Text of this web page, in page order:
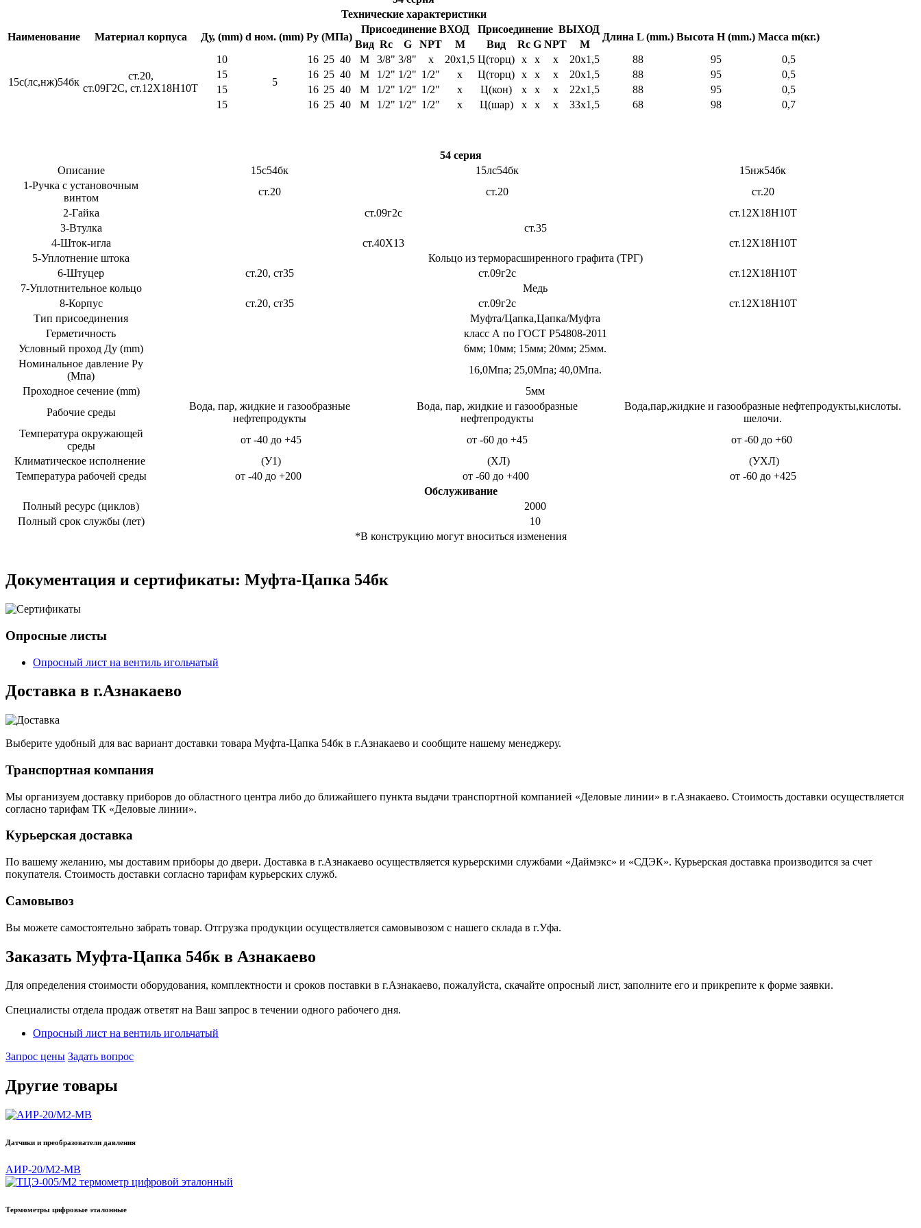
Технические характеристики
Наименование
Материал корпуса Ду, (mm) d ном. (mm) Ру (МПа)
Присоединение ВХОД Присоединение ВЫХОД
Длина L (mm.) Высота Н (mm.) Масса m(кг.)
Вид Rc G NPT M Вид Rc G NPT M
15с(лс,нж)54бк
ст.20,
ст.09Г2С, ст.12Х18Н10Т
10
5
16 25 40 М 3/8" 3/8" х 20х1,5 Ц(торц) х х х 20х1,5 88 95
0,5
15
16 25 40 М 1/2" 1/2" 1/2" х Ц(торц) х х х 20х1,5 88 95
0,5
15
16 25 40 М 1/2" 1/2" 1/2" х Ц(кон) х х х 22х1,5 88 95
0,5
15
16 25 40 М 1/2" 1/2" 1/2" х Ц(шар) х х х 33х1,5 68 98 0,7
54 серия
Описание
15с54бк 15лс54бк
15нж54бк
1-Ручка с установочным
винтом
ст.20 ст.20
ст.20
2-Гайка
ст.09г2с
ст.12Х18Н10Т
3-Втулка
ст.35
4-Шток-игла
ст.40Х13
ст.12Х18Н10Т
5-Уплотнение штока
Кольцо из терморасширенного графита (ТРГ)
6-Штуцер
ст.20, ст35 ст.09г2с
ст.12Х18Н10Т
7-Уплотнительное кольцо
Медь
8-Корпус
ст.20, ст35 ст.09г2с
ст.12Х18Н10Т
Тип присоединения
Муфта/Цапка,Цапка/Муфта
Герметичность
класс А по ГОСТ Р54808-2011
Условный проход Ду (mm)
6мм; 10мм; 15мм; 20мм; 25мм.
Номинальное давление Ру
(Мпа)
16,0Мпа; 25,0Мпа; 40,0Мпа.
Проходное сечение (mm)
5мм
Рабочие среды
Вода, пар, жидкие и газообразные
нефтепродукты
Вода, пар, жидкие и газообразные
нефтепродукты
Вода,пар,жидкие и газообразные нефтепродукты,кислоты.
шелочи.
Температура окружающей
среды
от -40 до +45 от -60 до +45
от -60 до +60
Климатическое исполнение
(У1) (ХЛ)
(УХЛ)
Температура рабочей среды
от -40 до +200 от -60 до +400
от -60 до +425
Обслуживание
Полный ресурс (циклов)
2000
Полный срок службы (лет)
10
*В конструкцию могут вноситься изменения
Документация и сертификаты: Муфта-Цапка 54бк
Опросные листы
Опросный лист на вентиль игольчатый
Доставка в г.Азнакаево
Выберите удобный для вас вариант доставки товара Муфта-Цапка 54бк в г.Азнакаево и сообщите нашему менеджеру.
Транспортная компания
Мы организуем доставку приборов до областного центра либо до ближайшего пункта выдачи транспортной компанией «Деловые линии» в г.Азнакаево. Стоимость доставки осуществляется
согласно тарифам ТК «Деловые линии».
Курьерская доставка
По вашему желанию, мы доставим приборы до двери. Доставка в г.Азнакаево осуществляется курьерскими службами «Даймэкс» и «СДЭК». Курьерская доставка производится за счет
покупателя. Стоимость доставки согласно тарифам курьерских служб.
Самовывоз
Вы можете самостоятельно забрать товар. Отгрузка продукции осуществляется самовывозом с нашего склада в г.Уфа.
Заказать Муфта-Цапка 54бк в Азнакаево
Для определения стоимости оборудования, комплектности и сроков поставки в г.Азнакаево, пожалуйста, скачайте опросный лист, заполните его и прикрепите к форме заявки.
Специалисты отдела продаж ответят на Ваш запрос в течении одного рабочего дня.
Опросный лист на вентиль игольчатый
Запрос цены Задать вопрос
Другие товары
Датчики и преобразователи давления
АИР-20/М2-MB
Термометры цифровые эталонные